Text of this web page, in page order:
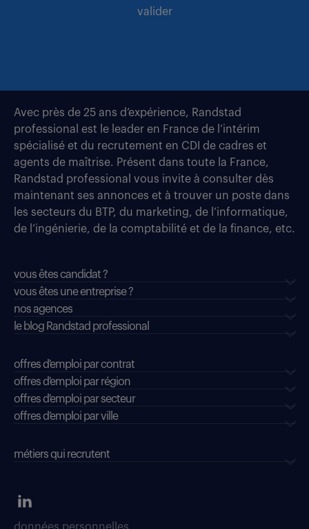
valider
Avec près de 25 ans d’expérience, Randstad
professional est le leader en France de l’intérim
spécialisé et du recrutement en CDI de cadres et
agents de maîtrise. Présent dans toute la France,
Randstad professional vous invite à consulter dès
maintenant ses annonces et à trouver un poste dans
les secteurs du BTP, du marketing, de l’informatique,
de l’ingénierie, de la comptabilité et de la finance, etc.
vous êtes candidat ?
vous êtes une entreprise ?
nos agences
le blog Randstad professional
offres d'emploi par contrat
offres d'emploi par région
offres d'emploi par secteur
offres d’emploi par ville
métiers qui recrutent